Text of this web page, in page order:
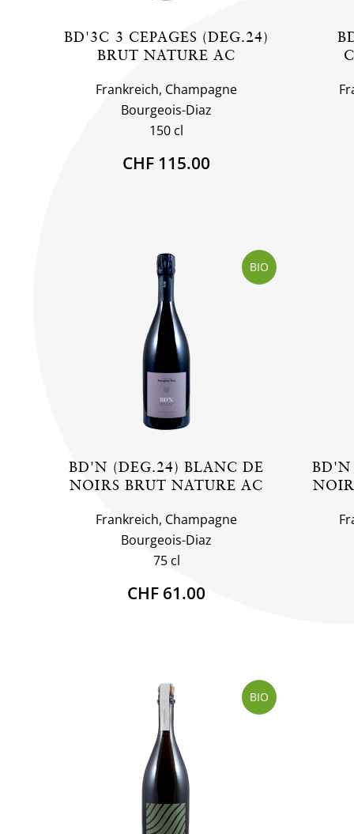
BD'3C 3 CEPAGES (DEG.24)
BRUT NATURE AC
Frankreich, Champagne
Bourgeois-Diaz
150 cl
CHF 115.00
BIO
BD'N (DEG.24) BLANC DE
NOIRS BRUT NATURE AC
Frankreich, Champagne
Bourgeois-Diaz
75 cl
CHF 61.00
BD'N
BIO